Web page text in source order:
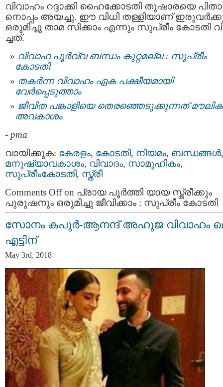
വിവാഹം റദ്ദാക്കി ഹൈക്കോടതി തുഷാരയെ
നൊപ്പം അയച്ചു. ഈ വിധി തള്ളിയാണ്
ഒരുമിച്ചു താമ സിക്കാം എന്നും സുപ്രീം കോടതി
ച്ചത്.
വിവാഹ പൂര്‍വ്വ ബന്ധം കുറ്റമല്ല : സുപ്രീം
കോടതി
തകര്‍ന്ന വിവാഹം ഏക പക്ഷീയമായി
വേര്‍പ്പെടുത്താം
ജീവിത പങ്കാളിയെ തെരഞ്ഞെടുക്കുന്നത് മൗലിക
അവകാശം
- pma
വായിക്കുക: കേരളം, കോടതി, നിയമം, ബന്ധങ്ങള്‍,
മനുഷ്യാവകാശം, വിവാദം, സാമൂഹികം,
സുപ്രീംകോടതി, സ്ത്രീ
Comments Offon പ്രായ പൂർത്തി യായ സ്ത്രീക്കും
പുരുഷനും ഒരുമിച്ചു ജീവിക്കാം : സുപ്രീം കോടതി
സോനം കപൂർ-ആനന്ദ് അഹൂജ വിവാഹം
എട്ടിന്
May 3rd, 2018